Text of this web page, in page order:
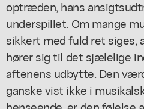
optræden, hans
underspillet. Om mange
sikkert med fuld ret siges,
hører sig til det sjælelige
aftenens udbytte. Den
ganske vist ikke i